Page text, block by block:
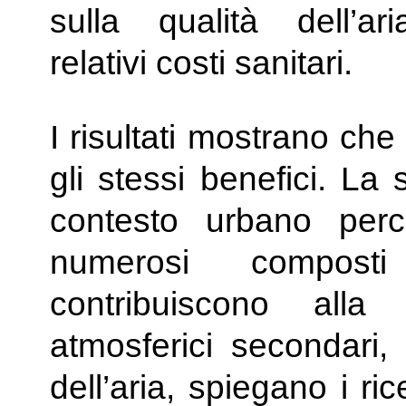
sulla qualità
relativi costi sanitari.
I risultati mostrano
gli stessi benefici. La
contesto urbano
numerosi
contribuiscono
atmosferici
dell’aria, spiegano i